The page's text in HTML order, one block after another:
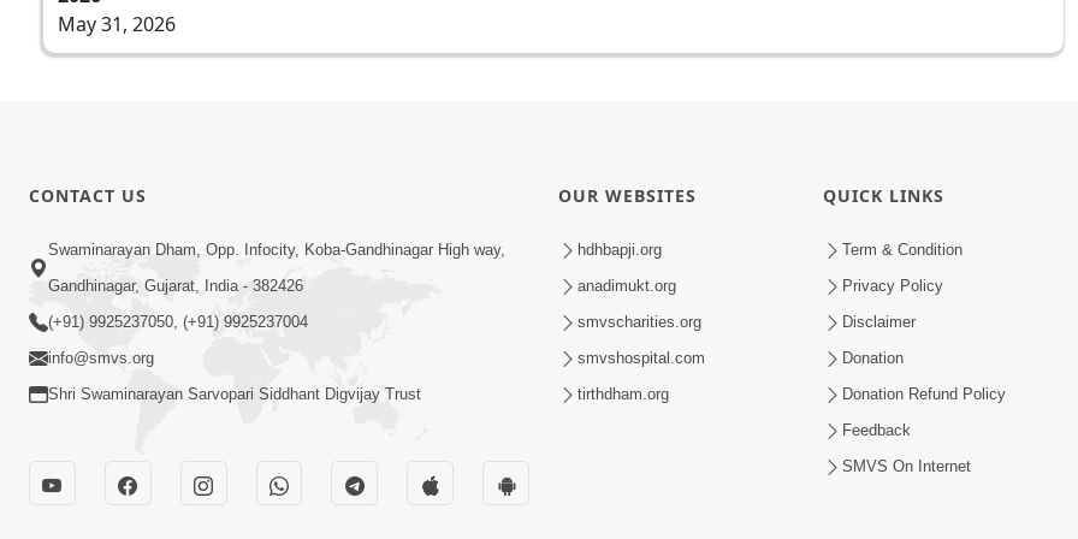
May 31, 2026
CONTACT US
Swaminarayan Dham, Opp. Infocity, Koba-Gandhinagar High way,
Gandhinagar, Gujarat, India - 382426
(+91) 9925237050, (+91) 9925237004
info@smvs.org
Shri Swaminarayan Sarvopari Siddhant Digvijay Trust
OUR WEBSITES
hdhbapji.org
anadimukt.org
smvscharities.org
smvshospital.com
tirthdham.org
QUICK LINKS
Term & Condition
Privacy Policy
Disclaimer
Donation
Donation Refund Policy
Feedback
SMVS On Internet